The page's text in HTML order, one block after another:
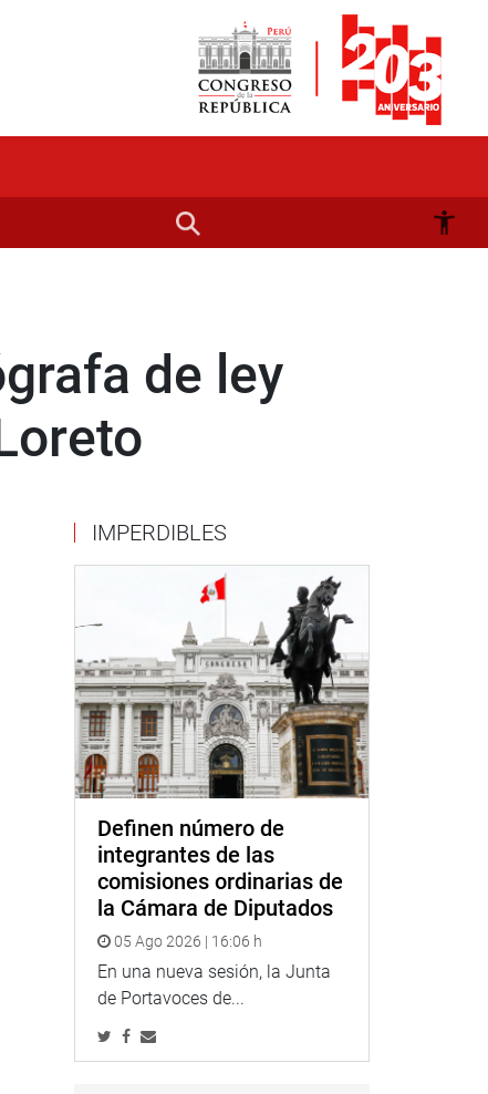
de ley
IMPERDIBLES
Definen número de
integrantes de las
comisiones ordinarias de
la Cámara de Diputados
05 Ago 2026 | 16:06 h
En una nueva sesión, la Junta
de Portavoces de...